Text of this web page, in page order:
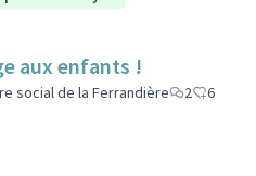
aux enfants !
social de la Ferrandière 2
6